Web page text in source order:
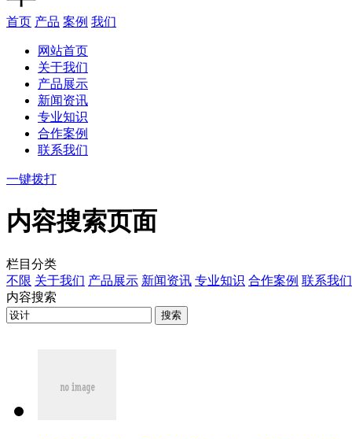
首页 产品 案例 我们
网站首页
关于我们
产品展示
新闻资讯
专业知识
合作案例
联系我们
一键拨打
内容搜索页面
栏目分类
不限 关于我们 产品展示 新闻资讯 专业知识 合作案例 联系我们
内容搜索
搜索